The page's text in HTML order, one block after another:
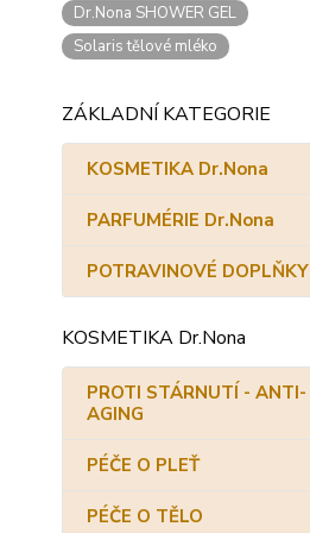
Dr.Nona SHOWER GEL
Solaris tělové mléko
ZÁKLADNÍ KATEGORIE
KOSMETIKA Dr.Nona
PARFUMÉRIE Dr.Nona
POTRAVINOVÉ DOPLŇKY
KOSMETIKA Dr.Nona
PROTI STÁRNUTÍ - ANTI-
AGING
PÉČE O PLEŤ
PÉČE O TĚLO